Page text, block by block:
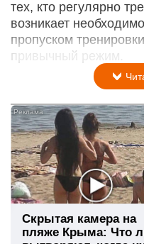
тех, кто регулярно
возникает
пропуском
привычный режим.
Скрытая камера на
пляже Крыма: Что